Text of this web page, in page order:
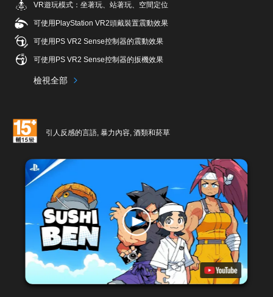
VR遊玩模式：坐著玩、站著玩、空間定位
可使用PlayStation VR2頭戴裝置震動效果
可使用PS VR2 Sense控制器的震動效果
可使用PS VR2 Sense控制器的扳機效果
檢視全部
引人反感的言語, 暴力內容, 酒類和菸草